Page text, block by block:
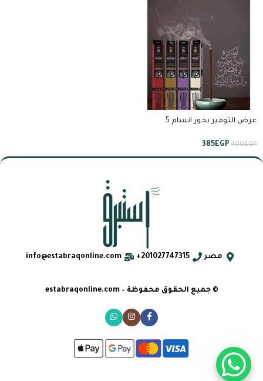
عرض التوفير بخور انسام 5
المسك-انسام الاندلس)
400EGP
385EGP
مصر 201027747315+
info@estabraqonline.com
© جميع الحقوق محفوظة – estabraqonline.com